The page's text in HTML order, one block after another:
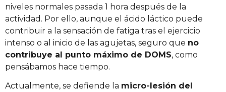
niveles normales pasada 1 hora después de la
actividad. Por ello, aunque el ácido láctico puede
contribuir a la sensación de fatiga tras el ejercicio
intenso o al inicio de las agujetas, seguro que no
contribuye al punto máximo de DOMS, como
pensábamos hace tiempo.
Actualmente, se defiende la micro-lesión del